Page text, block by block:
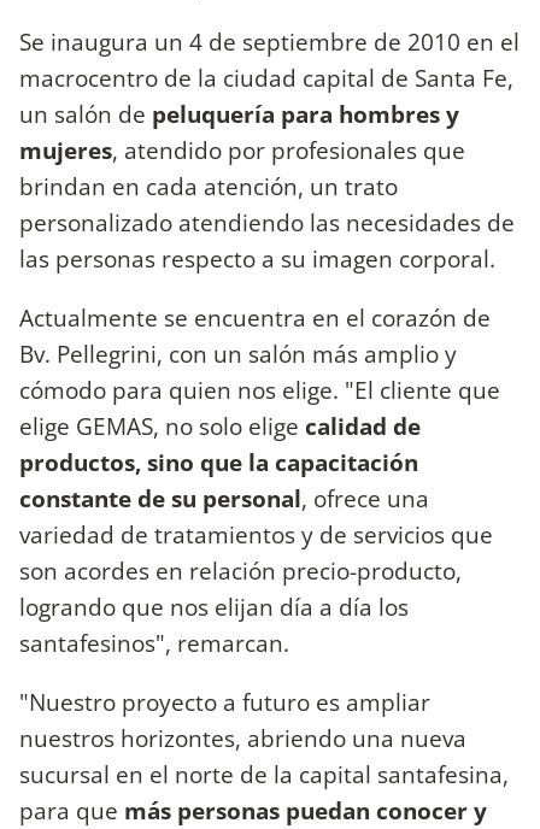
Se inaugura un 4 de septiembre de 2010 en el
macrocentro de la ciudad capital de Santa Fe,
un salón de peluquería para hombres y
mujeres, atendido por profesionales que
brindan en cada atención, un trato
personalizado atendiendo las necesidades de
las personas respecto a su imagen corporal.
Actualmente se encuentra en el corazón de
Bv. Pellegrini, con un salón más amplio y
cómodo para quien nos elige. "El cliente que
elige GEMAS, no solo elige calidad de
productos, sino que la capacitación
constante de su personal, ofrece una
variedad de tratamientos y de servicios que
son acordes en relación precio-producto,
logrando que nos elijan día a día los
santafesinos", remarcan.
"Nuestro proyecto a futuro es ampliar
nuestros horizontes, abriendo una nueva
sucursal en el norte de la capital santafesina,
para que más personas puedan conocer y